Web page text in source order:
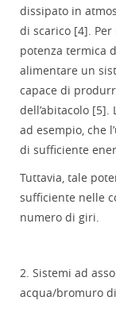
dissipato in
di scarico [4].
potenza termica
alimentare un
capace di
dell’abitacolo
ad esempio, che
di sufficiente
Tuttavia, tale
sufficiente nelle
numero di giri.
2. Sistemi ad
acqua/bromuro